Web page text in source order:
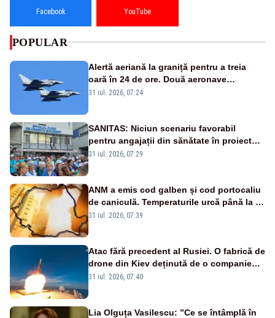
Facebook YouTube
POPULAR
Alertă aeriană la graniță pentru a treia
oară în 24 de ore. Două aeronave
Eurofighter britanice au fost ridicate de la
31 iul. 2026, 07:24
SANITAS: Niciun scenariu favorabil
pentru angajații din sănătate în proiectul
Legii salarizării
31 iul. 2026, 07:29
ANM a emis cod galben și cod portocaliu
de caniculă. Temperaturile urcă până la 38
de grade, iar nopțile devin tropicale
31 iul. 2026, 07:39
Atac fără precedent al Rusiei. O fabrică de
drone din Kiev deținută de o companie
americană, distrusă de o rachetă
31 iul. 2026, 07:40
Lia Olguța Vasilescu: ”Ce se întâmplă în